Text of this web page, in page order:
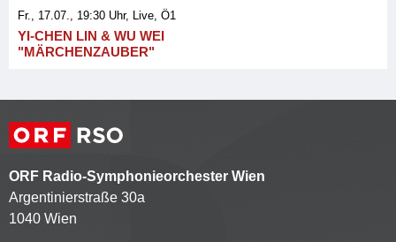
Fr., 17.07., 19:30 Uhr, Live, Ö1
YI-CHEN LIN & WU WEI
"MÄRCHENZAUBER"
ORF Radio-Symphonieorchester Wien
Argentinierstraße 30a
1040 Wien